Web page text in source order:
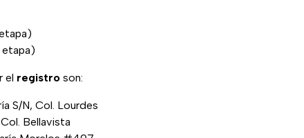
etapa)
el registro son:
S/N, Col. Lourdes
Bellavista